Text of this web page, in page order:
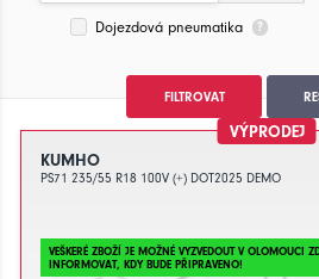
Dojezdová pneumatika
FILTROVAT
VÝPRODEJ
KUMHO
PS71 235/55 R18 100V (+) DOT2025 DEMO
VEŠKERÉ ZBOŽÍ JE MOŽNÉ VYZVEDOUT V OLOMOUCI
INFORMOVAT, KDY BUDE PŘIPRAVENO!